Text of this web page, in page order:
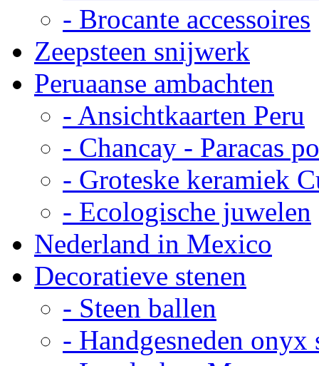
- Brocante accessoires
Zeepsteen snijwerk
Peruaanse ambachten
- Ansichtkaarten Peru
- Chancay - Paracas
- Groteske keramiek
- Ecologische juwelen
Nederland in Mexico
Decoratieve stenen
- Steen ballen
- Handgesneden onyx